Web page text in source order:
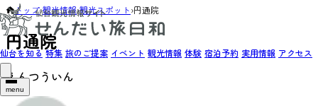
仙台を知る 特集 旅のご提案 イベント 観光情報 体験 宿泊予約 実用情報 アクセス
menu
トップ›観光情報›観光スポット›円通院
円通院
えんつういん